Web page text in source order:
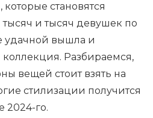
становятся
и тысяч девушек по
удачной вышла и
Разбираемся,
вещей стоит взять на
стилизации получится
2024-го.